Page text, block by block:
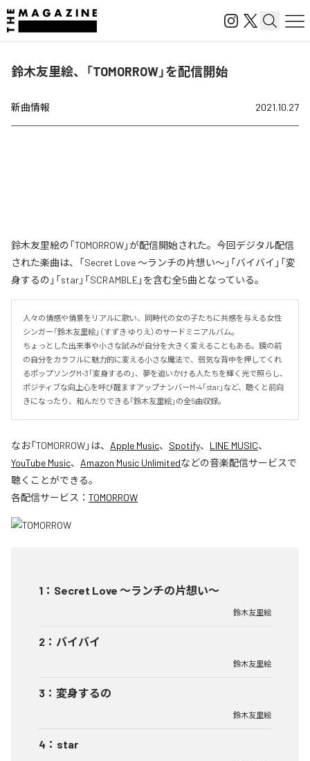
鈴木友里絵、「TOMORROW」を配信開始
新曲情報 2021.10.27
鈴木友里絵の「TOMORROW」が配信開始された。今回デジタル配信
された楽曲は、「Secret Love 〜ランチの片想い〜」「バイバイ」「変
身するの」「star」「SCRAMBLE」を含む全5曲となっている。
人々の情感や情景をリアルに歌い、同時代の女の子たちに共感を与える女性
シンガー「鈴木友里絵」（すずき ゆりえ）のサードミニアルバム。
ちょっとした出来事や小さな試みが自分を大きく変えることもある。鏡の前
の自分をカラフルに魅力的に変える小さな魔法で、弱気な背中を押してくれ
るポップソングM-3「変身するの」、夢を追いかける人たちを輝く光で照らし、
ポジティブな向上心を呼び醒ますアップナンバーM-4「star」など、聴くと前向
きになったり、和んだりできる「鈴木友里絵」の全5曲収録。
なお「TOMORROW」は、 Apple Music、 Spotify、 LINE MUSIC、
YouTube Music、 Amazon Music Unlimitedなどの音楽配信サービスで
聴くことができる。
各配信サービス： TOMORROW
1 ： Secret Love 〜ランチの片想い〜
鈴木友里絵
2 ： バイバイ
鈴木友里絵
3 ： 変身するの
鈴木友里絵
4 ： star